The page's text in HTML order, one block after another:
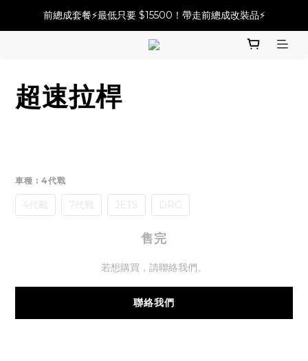
必改龍頭四件套⚡️不用五千六!! 優惠價只要 $ 4899💥
前總成套餐⚡️最低只要 $15500！帶走前總成改裝品⚡️
2025倒叉前總全方案✨A~F自由選✨點擊購買
超速拉桿
車種 : 4代戰
4代戰 7代戰 JETS DRG
售完
若想購買，請聯絡我們。
聯絡我們